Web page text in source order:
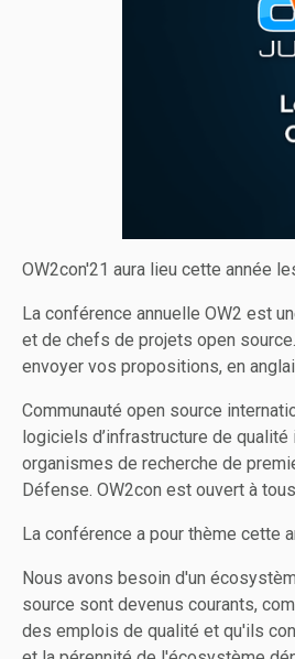
OW2con'21 aura lieu cette année
La conférence annuelle OW2 est
et de chefs de projets open
envoyer vos propositions, en
Communauté open source
logiciels d’infrastructure de
organismes de recherche de
Défense. OW2con est ouvert à
La conférence a pour thème cette
Nous avons besoin d'un
source sont devenus courants,
des emplois de qualité et qu'ils